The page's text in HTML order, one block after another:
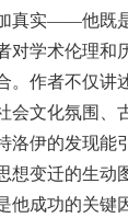
真实——他既
学术伦理和
。作者不仅
文化氛围、
伊的发现能
变迁的生动
成功的关键